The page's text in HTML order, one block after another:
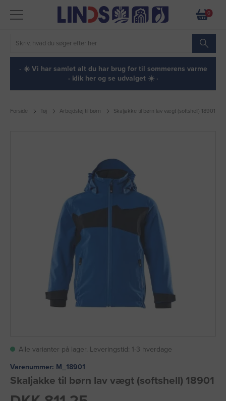
0
· ☀️ Vi har samlet alt du har brug for til sommerens varme
- klik her og se udvalget ☀️ ·
Forside Tøj Arbejdstøj til børn Skaljakke til børn lav vægt (softshell) 18901
Alle varianter på lager. Leveringstid: 1-3 hverdage
Varenummer: M_18901
Skaljakke til børn lav vægt (softshell) 18901